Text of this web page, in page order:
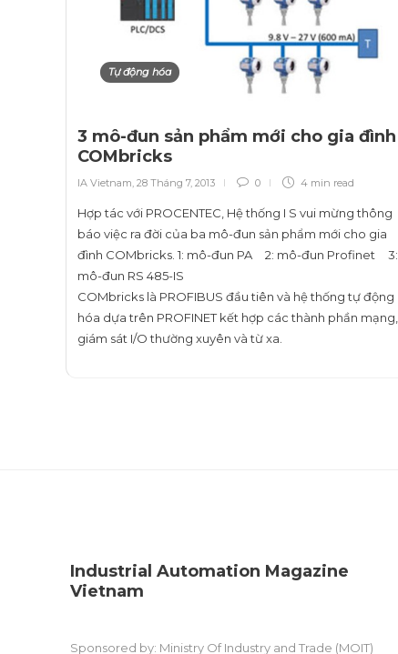
Tự động hóa
3 mô-đun sản phẩm mới cho gia đình
COMbricks
IA Vietnam, 28 Tháng 7, 2013 0 4 min read
Hợp tác với PROCENTEC, Hệ thống I S vui mừng thông
báo việc ra đời của ba mô-đun sản phẩm mới cho gia
đình COMbricks. 1: mô-đun PA 2: mô-đun Profinet 3:
mô-đun RS 485-IS
COMbricks là PROFIBUS đầu tiên và hệ thống tự động
hóa dựa trên PROFINET kết hợp các thành phần mạng,
giám sát I/O thường xuyên và từ xa.
Industrial Automation Magazine
Vietnam
Sponsored by: Ministry Of Industry and Trade (MOIT)